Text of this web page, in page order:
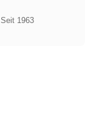
Seit 1963